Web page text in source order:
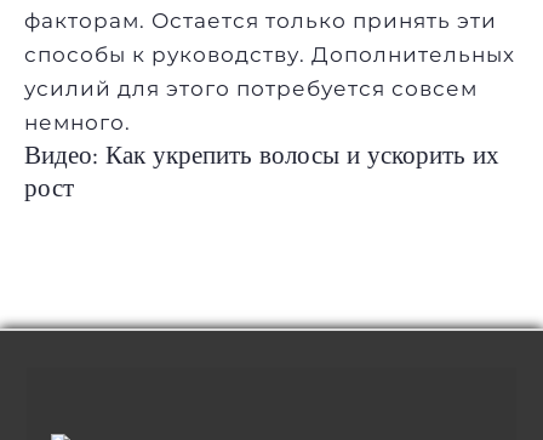
факторам. Остается только принять эти
способы к руководству. Дополнительных
усилий для этого потребуется совсем
немного.
Видео: Как укрепить волосы и ускорить их
рост